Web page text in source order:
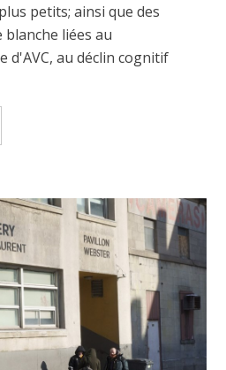
petits; ainsi que des
blanche liées au
d'AVC, au déclin cognitif